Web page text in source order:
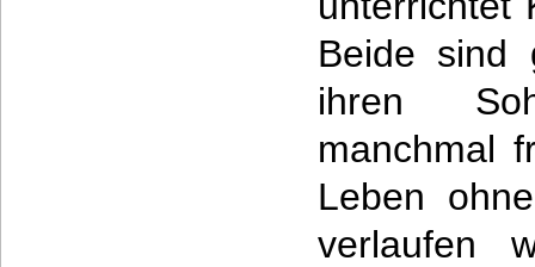
Beide sind
ihren
manchmal
Leben
verlaufen